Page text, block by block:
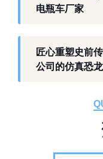
关产品与服务。
工厂生产基础
作为开展史前
板仓工业园，
品的恐龙制作
从前期方案设
电瓶车厂家
匠心重塑史前
公司的仿真恐龙